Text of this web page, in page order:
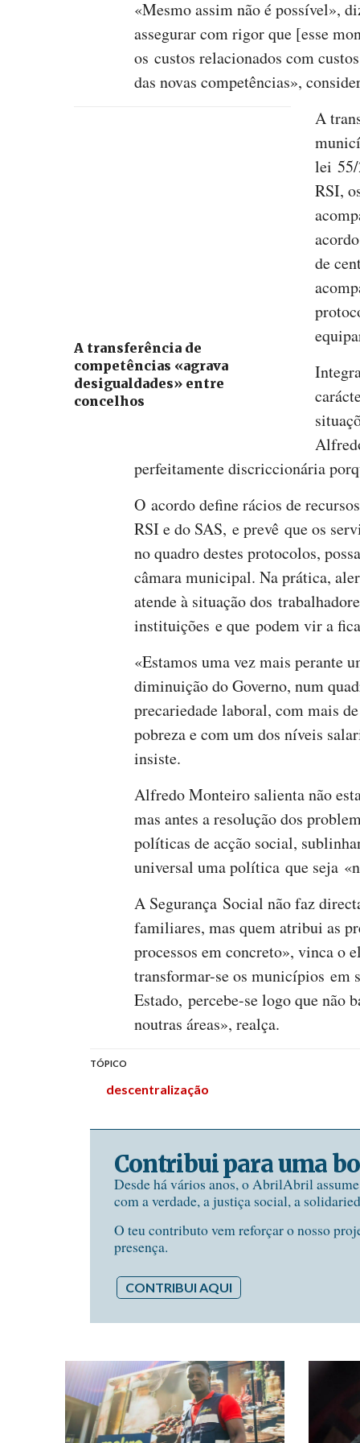
«Mesmo assim não é possível»,
assegurar com rigor que [esse
os custos relacionados com
das novas competências»,
A transferência de
competências «agrava
desigualdades» entre
concelhos
A
lei 55/
RSI,
de
perfeitamente discriccionária
O acordo define rácios de
RSI e do SAS, e prevê que os
no quadro destes protocolos,
câmara municipal. Na prática,
atende à situação dos
instituições e que podem vir a
«Estamos uma vez mais perante
diminuição do Governo, num
precariedade laboral, com mais
pobreza e com um dos níveis
insiste.
Alfredo Monteiro salienta não
mas antes a resolução dos
políticas de acção social,
universal uma política que seja
A Segurança Social não faz
familiares, mas quem atribui as
processos em concreto», vinca o
transformar-se os municípios em
Estado, percebe-se logo que não
noutras áreas», realça.
TÓPICO
descentralização
Contribui para uma
Desde há vários anos, o AbrilAbril
com a verdade, a justiça social, a
O teu contributo vem reforçar o nosso
presença.
CONTRIBUI AQUI